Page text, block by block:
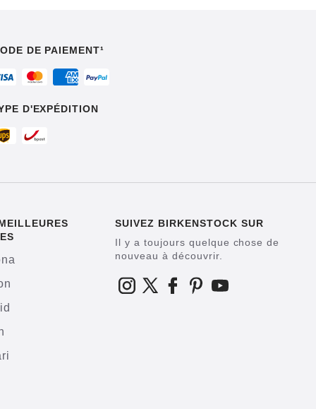
DE PAIEMENT¹
D'EXPÉDITION
SUIVEZ BIRKENSTOCK SUR
Il y a toujours quelque chose de
nouveau à découvrir.